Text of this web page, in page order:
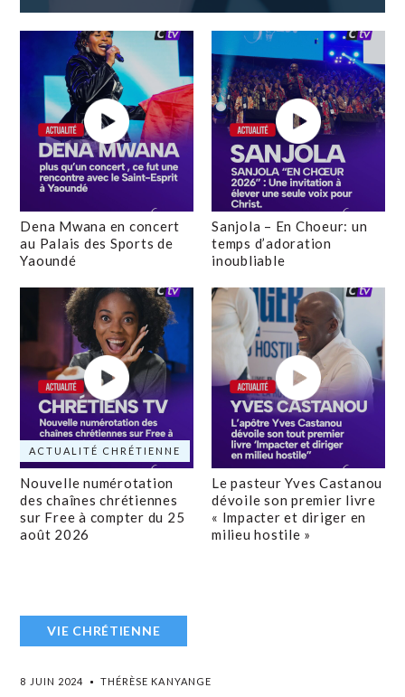
Dena Mwana en concert
au Palais des Sports de
Yaoundé
Sanjola – En Choeur: un
temps d’adoration
inoubliable
ACTUALITÉ CHRÉTIENNE
Nouvelle numérotation
des chaînes chrétiennes
sur Free à compter du 25
août 2026
Le pasteur Yves Castanou
dévoile son premier livre
« Impacter et diriger en
milieu hostile »
VIE CHRÉTIENNE
8 JUIN 2024 THÉRÈSE KANYANGE